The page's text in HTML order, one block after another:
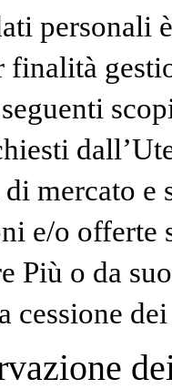
personali
finalità
mercato e
e/o
Più o da
cessione